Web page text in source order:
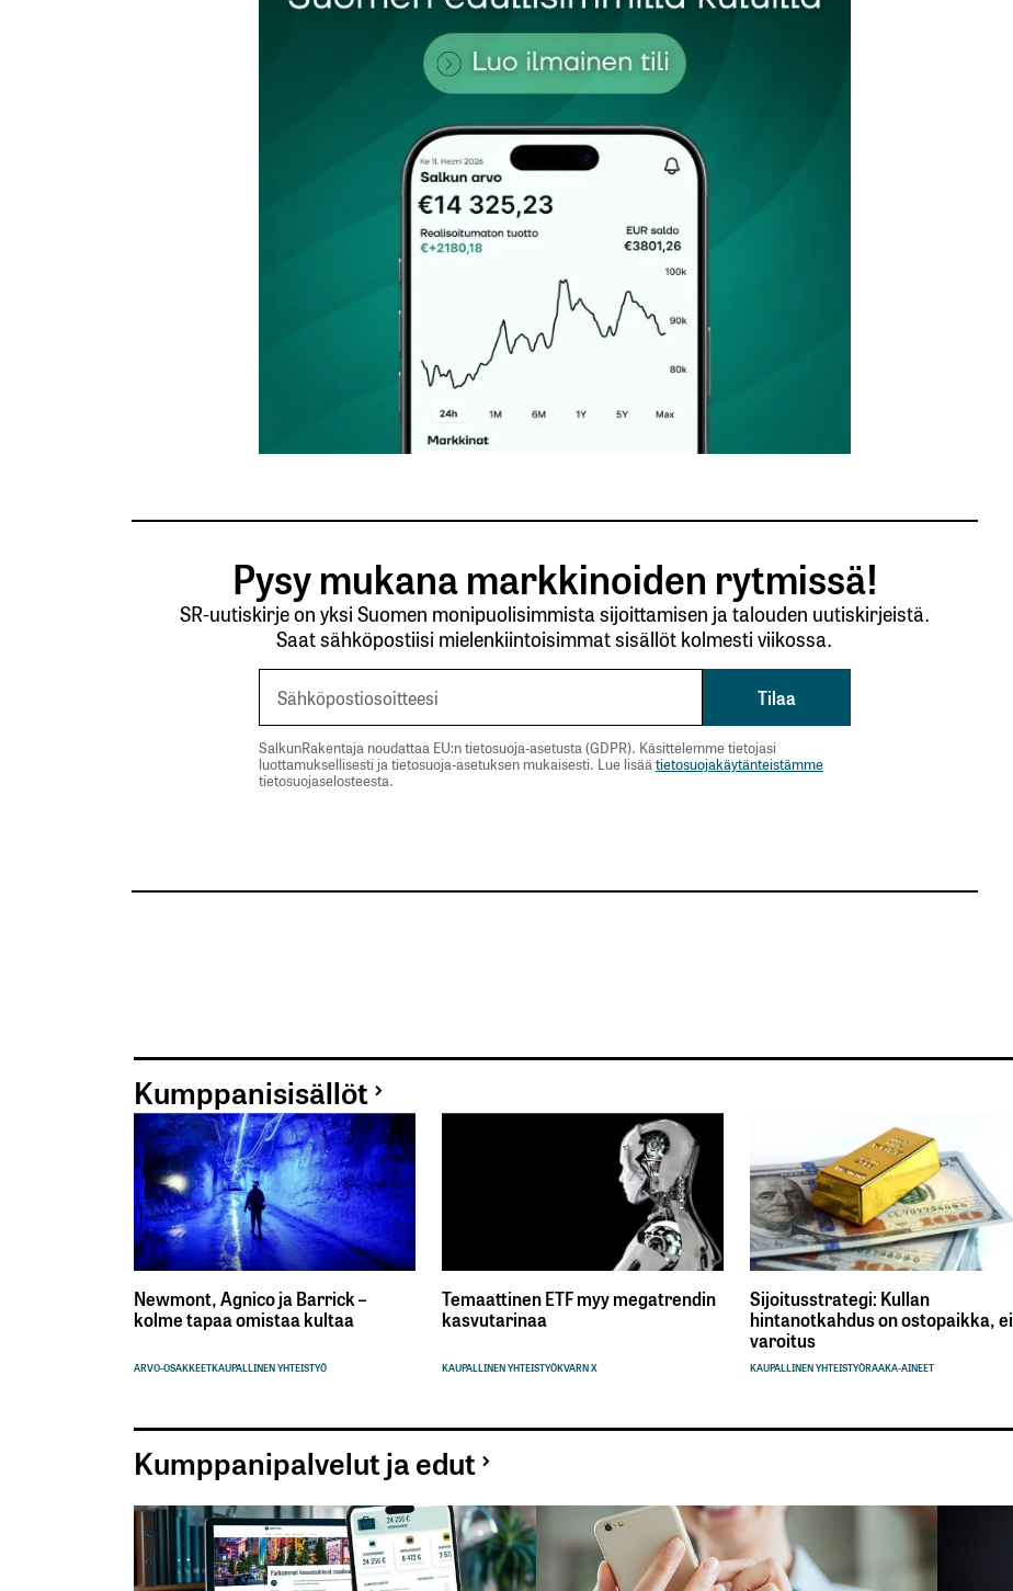
Sähköpostiosoitteesi
Tilaa SalkunRakentajan uutiskirje
Pysy mukana markkinoiden rytmissä!
SR-uutiskirje on yksi Suomen monipuolisimmista sijoittamisen ja talouden uutiskirjeistä.
Saat sähköpostiisi mielenkiintoisimmat sisällöt kolmesti viikossa.
SalkunRakentaja noudattaa EU:n tietosuoja-asetusta (GDPR). Käsittelemme tietojasi
luottamuksellisesti ja tietosuoja-asetuksen mukaisesti. Lue lisää tietosuojakäytänteistämme
tietosuojaselosteesta.
Kumppanisisällöt
Newmont, Agnico ja Barrick –
kolme tapaa omistaa kultaa
ARVO-OSAKKEETKAUPALLINEN YHTEISTYÖ
Temaattinen ETF myy megatrendin
kasvutarinaa
KAUPALLINEN YHTEISTYÖKVARN X
Sijoitusstrategi: Kullan
hintanotkahdus on ostopaikka, ei
varoitus
KAUPALLINEN YHTEISTYÖRAAKA-AINEET
Kumppanipalvelut ja edut